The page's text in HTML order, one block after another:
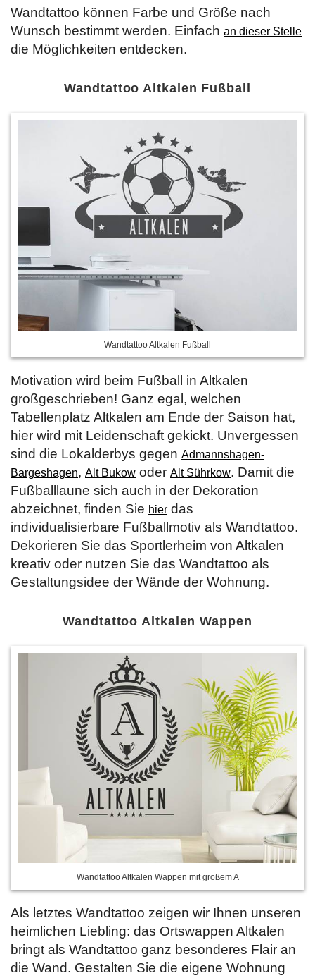
Wandtattoo können Farbe und Größe nach
Wunsch bestimmt werden. Einfach an dieser Stelle
die Möglichkeiten entdecken.
Wandtattoo Altkalen Fußball
Wandtattoo Altkalen Fußball
Motivation wird beim Fußball in Altkalen
großgeschrieben! Ganz egal, welchen
Tabellenplatz Altkalen am Ende der Saison hat,
hier wird mit Leidenschaft gekickt. Unvergessen
sind die Lokalderbys gegen Admannshagen-
Bargeshagen, Alt Bukow oder Alt Sührkow. Damit die
Fußballlaune sich auch in der Dekoration
abzeichnet, finden Sie hier das
individualisierbare Fußballmotiv als Wandtattoo.
Dekorieren Sie das Sportlerheim von Altkalen
kreativ oder nutzen Sie das Wandtattoo als
Gestaltungsidee der Wände der Wohnung.
Wandtattoo Altkalen Wappen
Wandtattoo Altkalen Wappen mit großem A
Als letztes Wandtattoo zeigen wir Ihnen unseren
heimlichen Liebling: das Ortswappen Altkalen
bringt als Wandtattoo ganz besonderes Flair an
die Wand. Gestalten Sie die eigene Wohnung